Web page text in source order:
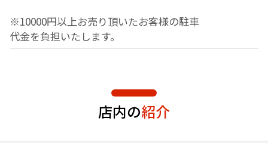
※10000円以上お売り頂いたお客様の駐車
代金を負担いたします。
店内の紹介